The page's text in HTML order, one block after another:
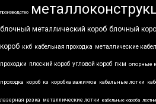
производство
блочный металлический короб блочный
короб ккб кабельная проходка металлические
проходки плоский короб угловой короб пкм опорные
проходка короб кз коробка зажимов кабельные лотки
лазерная резка металлические лотки кабельные короба